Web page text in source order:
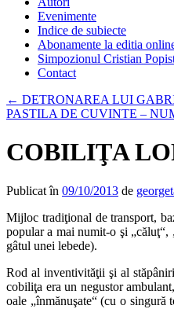
Evenimente
Indice de subiecte
Abonamente la editia
Simpozionul Cristian
Contact
← DETRONAREA LUI
PASTILA DE CUVINTE –
COBILIŢA
Publicat în 09/10/2013 de
Mijloc tradiţional de transport,
popular a mai numit-o şi „căluţ“,
gâtul unei lebede).
Rod al inventivităţii şi al
cobiliţa era un negustor
oale „înmănuşate“ (cu o